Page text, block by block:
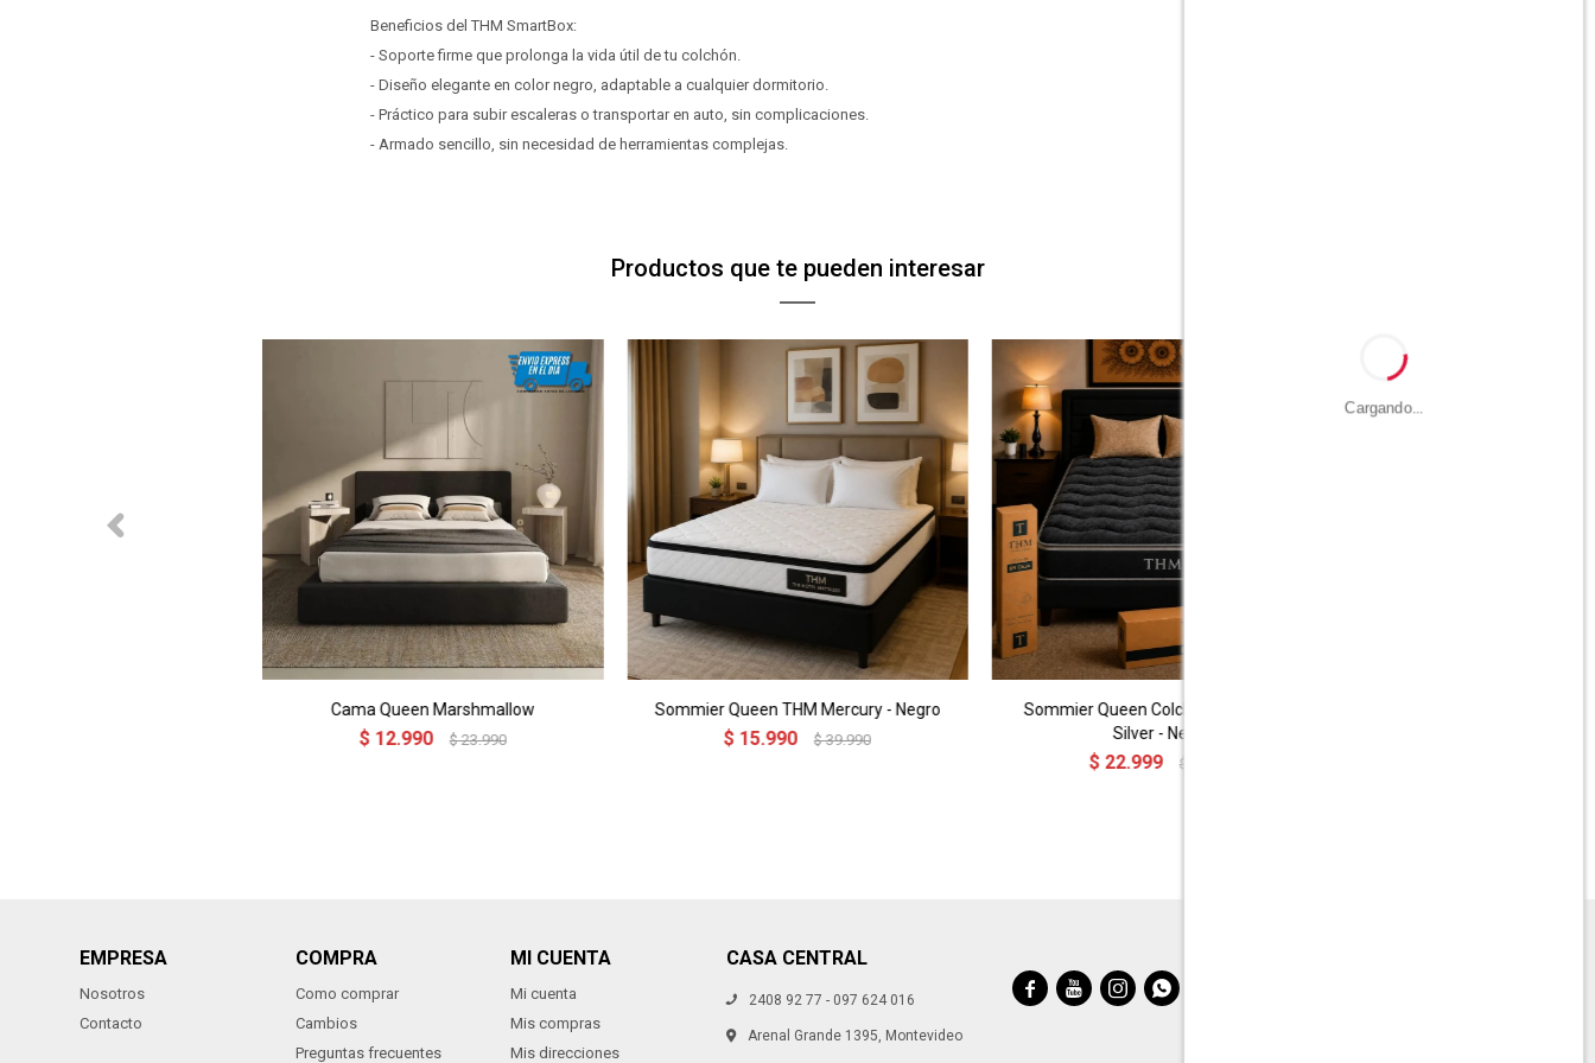
Beneficios del THM SmartBox:
- Soporte firme que prolonga la vida útil de tu colchón.
- Diseño elegante en color negro, adaptable a cualquier dormitorio.
- Práctico para subir escaleras o transportar en auto, sin complicaciones.
- Armado sencillo, sin necesidad de herramientas complejas.
Productos que te pueden interesar
Cama Queen Marshmallow
$ 12.990 $ 23.990
Sommier Queen THM Mercury - Negro
$ 15.990 $ 39.990
Sommier Queen Colchon THM Hybrid
Silver - Negro
$ 22.999 $
EMPRESA
Nosotros
Contacto
COMPRA
Como comprar
Cambios
Preguntas frecuentes
MI CUENTA
Mi cuenta
Mis compras
Mis direcciones
CASA CENTRAL
2408 92 77 - 097 624 016
Arenal Grande 1395, Montevideo
   
Día Mes
Continuar
* sujeto a aprobación crediticia. El monto disponible
puede variar por comercio
Día Mes
Continuar
* sujeto a aprobación crediticia. El monto disponible
puede variar por comercio
Cargando...